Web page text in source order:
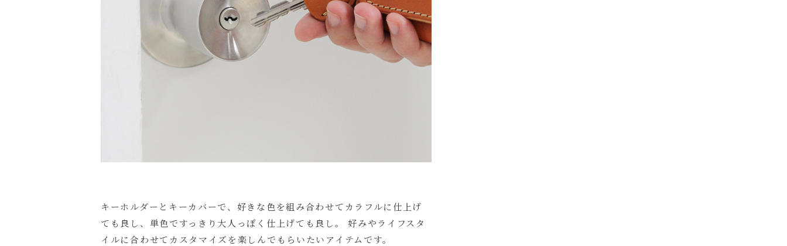
キーホルダーとキーカバーで、好きな色を組み合わせてカラフルに仕上げ
ても良し、単色ですっきり大人っぽく仕上げても良し。 好みやライフスタ
イルに合わせてカスタマイズを楽しんでもらいたいアイテムです。